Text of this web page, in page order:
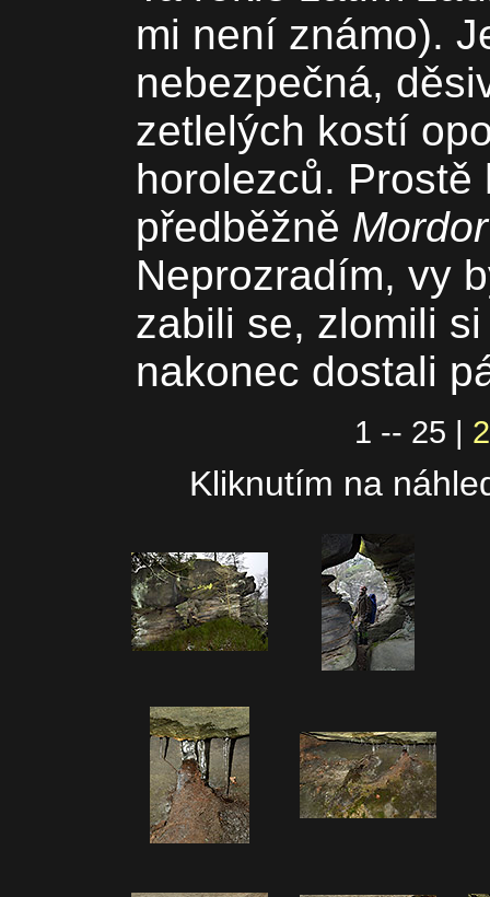
mi není známo).
nebezpečná,
zetlelých kostí
horolezců. Prostě
předběžně Mordor
Neprozradím, vy
zabili se, zlomili
nakonec dostali
1 -- 25 |
Kliknutím na